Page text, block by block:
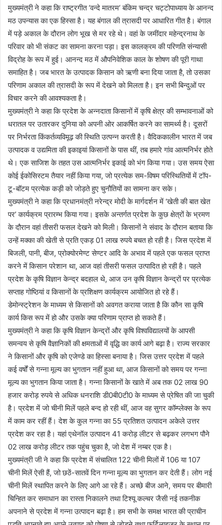
मुख्यमंत्री ने कहा कि राष्ट्रगीत ‘वन्दे मातरम‘ बंकिम चन्द्र चट्टोपाध्याय के आनन्द
मठ उपन्यास का एक हिस्सा है। यह बंगाल की त्रासदी पर आधारित गीत है। बंगाल
में पड़े अकाल के दौरान लोग भूख से मर रहे थे। वहां के जमींदार महेन्द्रनाथ के
परिवार को भी संकट का सामना करना पड़ा। इस कालक्रम की परिणति संन्यासी
विद्रोह के रूप में हुई। आनन्द मठ में औपनिवेशिक काल के शोषण की पूरी गाथा
समाहित है। जब भारत के उत्पादक किसान को ऋणी बना दिया जाता है, तो उसका
परिणाम अकाल की त्रासदी के रूप में देखने को मिलता है। इन सभी बिन्दुओं पर
विचार करने की आवश्यकता है।
मुख्यमंत्री ने कहा कि प्रदेश के अन्नदाता किसानों में कृषि क्षेत्र की सम्भावनाओं को
धरातल पर उतारकर दुनिया को अपनी ओर आकर्षित करने का सामर्थ्य है। दूसरों
पर निर्भरता किंकर्तव्यविमूढ़ की स्थिति उत्पन्न करती है। वैदिककालीन भारत में जब
उत्पादक व उद्यमिता की इकाइयां किसानों के पास थीं, तब हमारे गांव आत्मनिर्भर होते
थे। एक साजिश के तहत उस आत्मनिर्भर इकाई को भंग किया गया। उस समय ऐसा
कोई ईकोसिस्टम तैयार नहीं किया गया, जो प्रत्येक सम-विषम परिस्थितियों में टॉप-
टू-बॉटम प्रत्येक कड़ी को जोड़ते हुए चुनौतियों का सामना कर सके।
मुख्यमंत्री ने कहा कि प्रधानमंत्री नरेन्द्र मोदी के मार्गदर्शन में ‘खेती की बात खेत
पर’ कार्यक्रम प्रारम्भ किया गया। इसके अन्तर्गत प्रदेश के कुछ क्षेत्रों के भ्रमण
के दौरान वहां तीसरी फसल देखने को मिली। किसानों ने संवाद के दौरान बताया कि
उन्हें मक्का की खेती से प्रति एकड़ 01 लाख रुपये बचत हो रही है। जिस प्रदेश में
बिजली, पानी, बीज, प्रोक्योरमेण्ट सेण्टर आदि के अभाव में पहले एक फसल प्राप्त
करने में किसान परेशान था, आज वहां तीसरी फसल उत्पादित हो रही है। पहले
प्रदेश के कृषि विज्ञान केन्द्र बदहाल थे, आज उन कृषि विज्ञान केन्द्रों पर प्रत्येक
सप्ताह गोष्ठियां व किसानों के प्रशिक्षण कार्यक्रम आयोजित हो रहे हैं।
डेमोन्स्ट्रेशन के माध्यम से किसानों को अवगत कराया जाता है कि कौन सा कृषि
कार्य किस रूप में हो और उसके क्या परिणाम प्राप्त हो सकते हैं।
मुख्यमंत्री ने कहा कि कृषि विज्ञान केन्द्रों और कृषि विश्वविद्यालयों के आपसी
समन्वय से कृषि वैज्ञानिकों की क्षमताओं में वृद्धि का कार्य आगे बढ़ा है। राज्य सरकार
ने किसानों और कृषि को एजेण्डे का हिस्सा बनाया है। जिस उत्तर प्रदेश में पहले
कई वर्षों से गन्ना मूल्य का भुगतान नहीं हुआ था, आज किसानों को समय पर गन्ना
मूल्य का भुगतान किया जाता है। गन्ना किसानों के खाते में अब तक 02 लाख 90
हजार करोड़ रुपये से अधिक धनराशि डी0बी0टी0 के माध्यम से प्रेषित की जा चुकी
है। प्रदेश में जो चीनी मिलें पहले बन्द हो रही थीं, आज वह सुगर कॉम्प्लेक्स के रूप
में काम कर रहीं हैं। देश के कुल गन्ना का 55 प्रतिशत उत्पादन अकेले उत्तर
प्रदेश कर रहा है। यहां एथेनॉल उत्पादन 41 करोड़ लीटर से बढ़कर लगभग पौने
02 लाख करोड़ लीटर तक पहुंच चुका है, जो देश में नम्बर एक है।
मुख्यमंत्री जी ने कहा कि प्रदेश में संचालित 122 चीनी मिलों में 106 या 107
चीनी मिलें ऐसी हैं, जो छठें-सातवें दिन गन्ना मूल्य का भुगतान कर देती हैं। लोग नई
चीनी मिलें स्थापित करने के लिए आगे आ रहे हैं। अच्छे बीज आने, समय पर बीमारी
चिन्हित कर समाधान का रास्ता निकालने तथा टिश्यू कल्चर जैसी नई तकनीक
अपनाने से प्रदेश में गन्ना उत्पादन बढ़ा है। हम सभी के समक्ष भारत की प्राचीन